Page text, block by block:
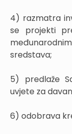
4) razmatra
se projekti
sredstava;
5) predlaže
uvjete za
6) odobrava